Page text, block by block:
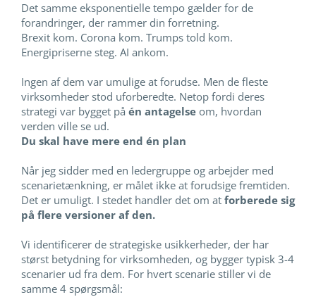
Det samme eksponentielle tempo gælder for de
forandringer, der rammer din forretning.
Brexit kom. Corona kom. Trumps told kom.
Energipriserne steg. AI ankom.
Ingen af dem var umulige at forudse. Men de fleste
virksomheder stod uforberedte. Netop fordi deres
strategi var bygget på én antagelseom, hvordan
verden ville se ud.
Du skal have mere end én plan
Når jeg sidder med en ledergruppe og arbejder med
scenarietænkning, er målet ikke at forudsige fremtiden.
Det er umuligt. I stedet handler det om at forberede sig
på flere versioner af den.
Vi identificerer de strategiske usikkerheder, der har
størst betydning for virksomheden, og bygger typisk 3-4
scenarier ud fra dem. For hvert scenarie stiller vi de
samme 4 spørgsmål: